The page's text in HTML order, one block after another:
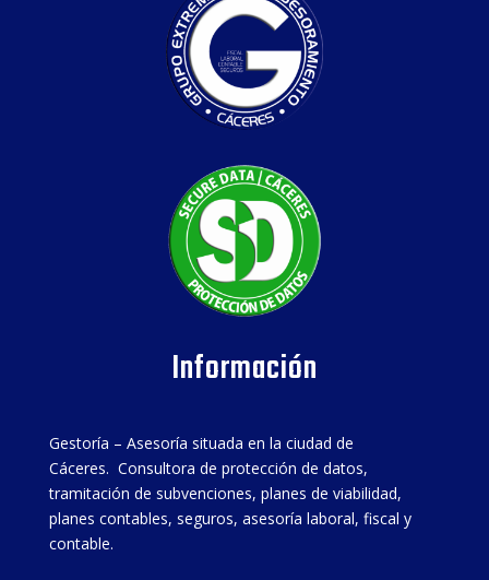
Información
Gestoría – Asesoría situada en la ciudad de
Cáceres. Consultora de protección de datos,
tramitación de subvenciones, planes de viabilidad,
planes contables, seguros, asesoría laboral, fiscal y
contable.